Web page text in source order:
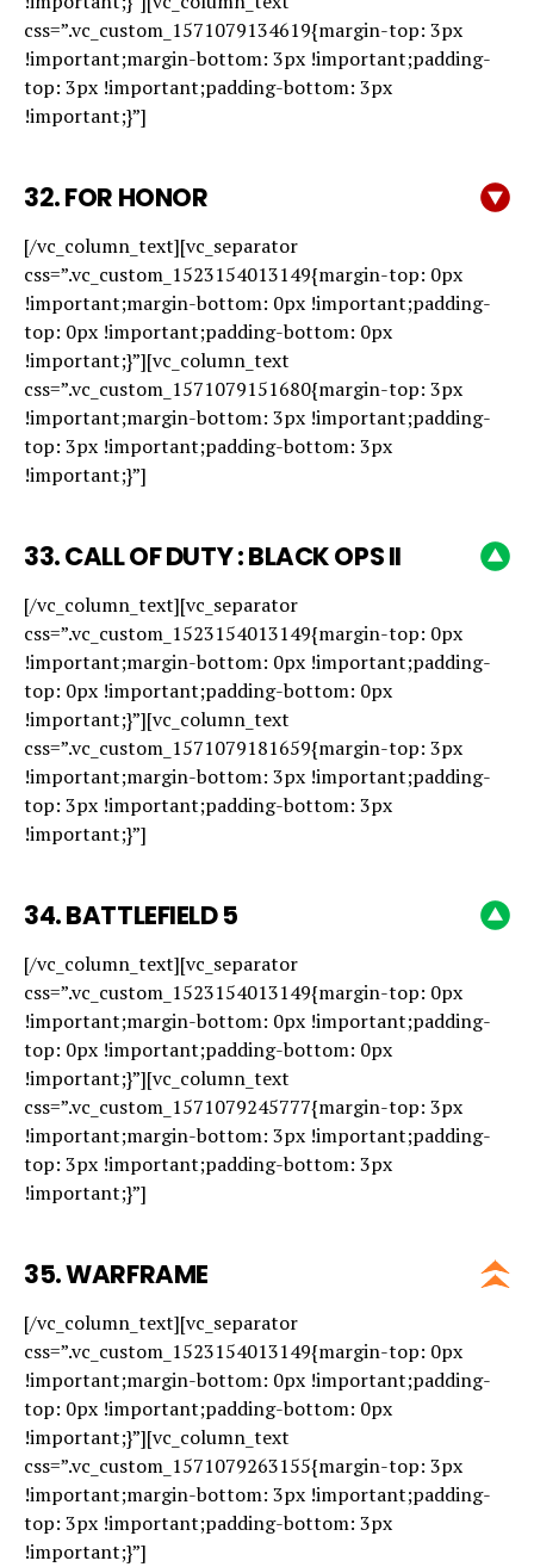
css=”.vc_custom_1571079134619{margin-top: 3px
!important;margin-bottom: 3px !important;padding-
top: 3px !important;padding-bottom: 3px
!important;}”]
32.FOR HONOR
[/vc_column_text][vc_separator
css=”.vc_custom_1523154013149{margin-top: 0px
!important;margin-bottom: 0px !important;padding-
top: 0px !important;padding-bottom: 0px
!important;}”][vc_column_text
css=”.vc_custom_1571079151680{margin-top: 3px
!important;margin-bottom: 3px !important;padding-
top: 3px !important;padding-bottom: 3px
!important;}”]
33.CALL OF DUTY : BLACK OPS II
[/vc_column_text][vc_separator
css=”.vc_custom_1523154013149{margin-top: 0px
!important;margin-bottom: 0px !important;padding-
top: 0px !important;padding-bottom: 0px
!important;}”][vc_column_text
css=”.vc_custom_1571079181659{margin-top: 3px
!important;margin-bottom: 3px !important;padding-
top: 3px !important;padding-bottom: 3px
!important;}”]
34.BATTLEFIELD 5
[/vc_column_text][vc_separator
css=”.vc_custom_1523154013149{margin-top: 0px
!important;margin-bottom: 0px !important;padding-
top: 0px !important;padding-bottom: 0px
!important;}”][vc_column_text
css=”.vc_custom_1571079245777{margin-top: 3px
!important;margin-bottom: 3px !important;padding-
top: 3px !important;padding-bottom: 3px
!important;}”]
35.WARFRAME
[/vc_column_text][vc_separator
css=”.vc_custom_1523154013149{margin-top: 0px
!important;margin-bottom: 0px !important;padding-
top: 0px !important;padding-bottom: 0px
!important;}”][vc_column_text
css=”.vc_custom_1571079263155{margin-top: 3px
!important;margin-bottom: 3px !important;padding-
top: 3px !important;padding-bottom: 3px
!important;}”]